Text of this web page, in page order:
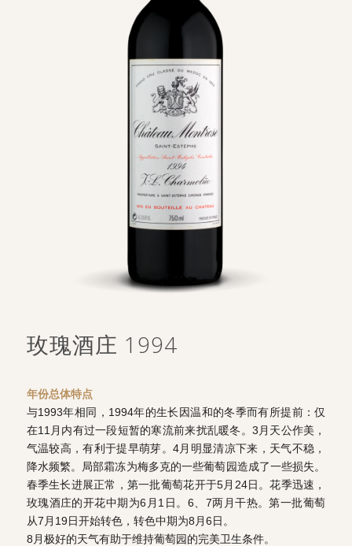
玫瑰酒庄 1994
年份总体特点
与1993年相同，1994年的生长因温和的冬季而有所提前：仅
在11月内有过一段短暂的寒流前来扰乱暖冬。3月天公作美，
气温较高，有利于提早萌芽。4月明显清凉下来，天气不稳，
降水频繁。局部霜冻为梅多克的一些葡萄园造成了一些损失。
春季生长进展正常，第一批葡萄花开于5月24日。花季迅速，
玫瑰酒庄的开花中期为6月1日。6、7两月干热。第一批葡萄
从7月19日开始转色，转色中期为8月6日。
8月极好的天气有助于维持葡萄园的完美卫生条件。